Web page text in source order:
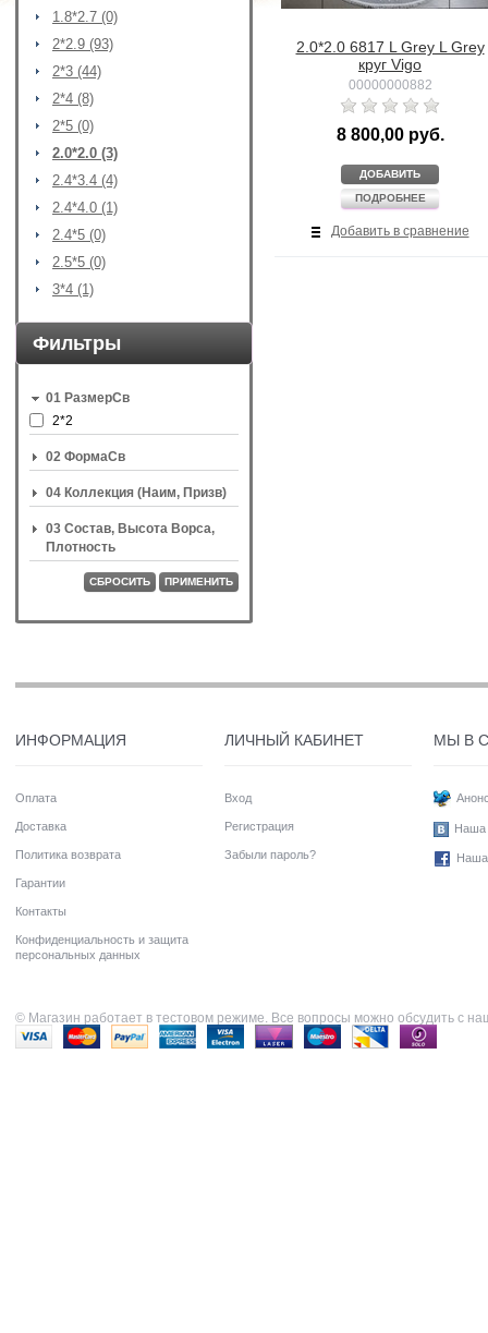
1.8*2.7 (0)
2*2.9 (93)
2*3 (44)
2*4 (8)
2*5 (0)
2.0*2.0 (3)
2.4*3.4 (4)
2.4*4.0 (1)
2.4*5 (0)
2.5*5 (0)
3*4 (1)
Фильтры
01 РазмерСв
2*2
02 ФормаСв
04 Коллекция (Наим, Призв)
03 Состав, Высота Ворса,
Плотность
СБРОСИТЬ ПРИМЕНИТЬ
2.0*2.0 6817 L Grey L Grey
круг Vigo
00000000882
8 800,00 руб.
ДОБАВИТЬ
ПОДРОБНЕЕ
Добавить в сравнение
ИНФОРМАЦИЯ
Оплата
Доставка
Политика возврата
Гарантии
Контакты
Конфиденциальность и защита
персональных данных
ЛИЧНЫЙ КАБИНЕТ
Вход
Регистрация
Забыли пароль?
МЫ В
Наша
Наша
© Магазин работает в тестовом режиме. Все вопросы можно обсудить с